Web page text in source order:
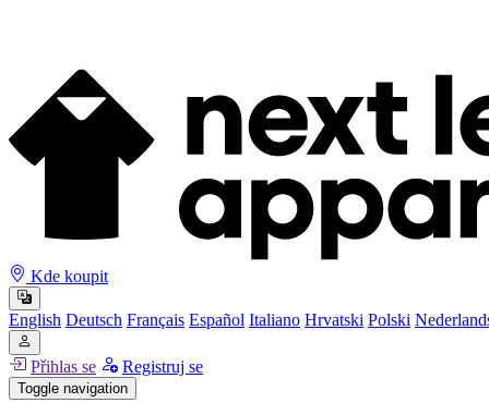
Kde koupit
English Deutsch Français Español Italiano Hrvatski Polski
Přihlas se Registruj se
Toggle navigation